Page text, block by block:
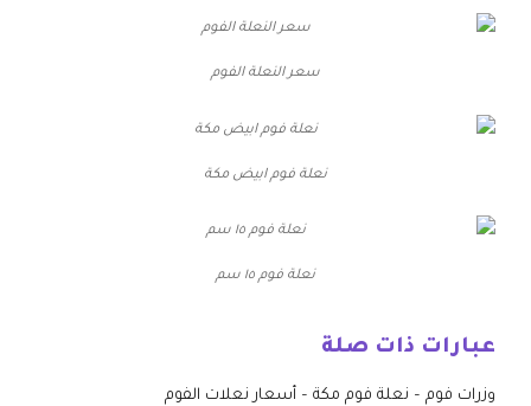
سعر النعلة الفوم
نعلة فوم ابيض مكة
نعلة فوم ١٥ سم
عبارات ذات صلة
وزرات فوم – نعلة فوم مكة – أسعار نعلات الفوم